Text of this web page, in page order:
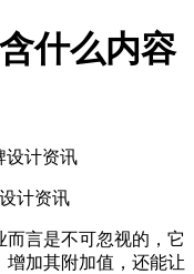
什么内容
设计资讯
计资讯
言是不可忽视的，它
加其附加值，还能让